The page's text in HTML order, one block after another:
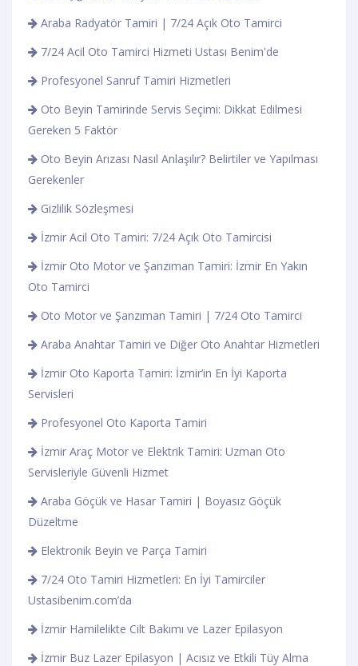
Araba Radyatör Tamiri | 7/24 Açık Oto Tamirci
7/24 Acil Oto Tamirci Hizmeti Ustası Benim'de
Profesyonel Sanruf Tamiri Hizmetleri
Oto Beyin Tamirinde Servis Seçimi: Dikkat Edilmesi
Gereken 5 Faktör
Oto Beyin Arızası Nasıl Anlaşılır? Belirtiler ve Yapılması
Gerekenler
Gizlilik Sözleşmesi
İzmir Acil Oto Tamiri: 7/24 Açık Oto Tamircisi
İzmir Oto Motor ve Şanzıman Tamiri: İzmir En Yakın
Oto Tamirci
Oto Motor ve Şanzıman Tamiri | 7/24 Oto Tamirci
Araba Anahtar Tamiri ve Diğer Oto Anahtar Hizmetleri
İzmir Oto Kaporta Tamiri: İzmir’in En İyi Kaporta
Servisleri
Profesyonel Oto Kaporta Tamiri
İzmir Araç Motor ve Elektrik Tamiri: Uzman Oto
Servisleriyle Güvenli Hizmet
Araba Göçük ve Hasar Tamiri | Boyasız Göçük
Düzeltme
Elektronik Beyin ve Parça Tamiri
7/24 Oto Tamiri Hizmetleri: En İyi Tamirciler
Ustasibenim.com’da
İzmir Hamilelikte Cilt Bakımı ve Lazer Epilasyon
İzmir Buz Lazer Epilasyon | Acısız ve Etkili Tüy Alma